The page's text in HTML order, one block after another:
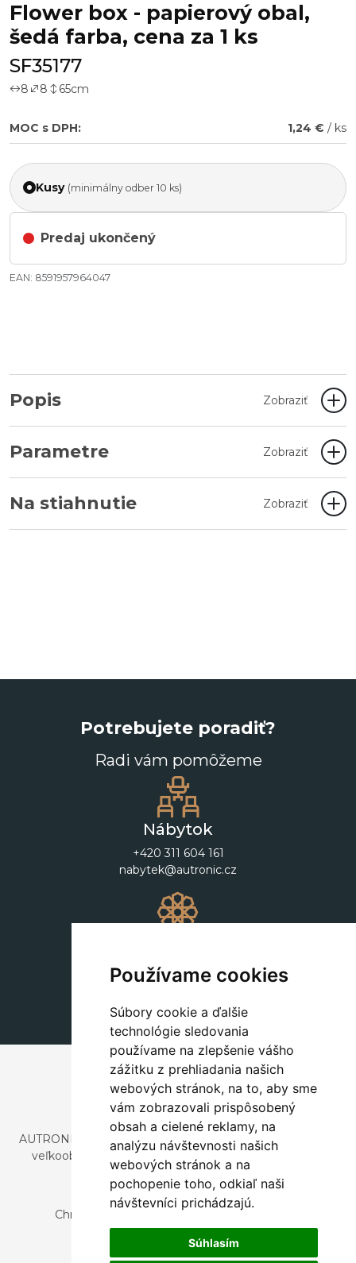
Používame cookies
Súbory cookie a ďalšie
technológie sledovania
používame na zlepšenie vášho
zážitku z prehliadania našich
webových stránok, na to, aby sme
vám zobrazovali prispôsobený
obsah a cielené reklamy, na
analýzu návštevnosti našich
webových stránok a na
pochopenie toho, odkiaľ naši
návštevníci prichádzajú.
Súhlasím
Flower box - papierový obal,
šedá farba, cena za 1 ks
SF35177
8 8 65cm
MOC s DPH: 1,24 € / ks
Kusy (minimálny odber 10 ks)
Predaj ukončený
EAN: 8591957964047
Popis Zobraziť
Parametre Zobraziť
Na stiahnutie Zobraziť
Potrebujete poradiť?
Radi vám pomôžeme
Nábytok
+420 311 604 161
nabytek@autronic.cz
+420 311 604 182
dekorace@autronic.cz
AUTRONIC, s.r.o. je spoločnosť zaoberajúca sa dovozom a
veľkoobchodným predajom dizajnového aj štýlového
nábytku a dekorácií.
Česká republika
Chrustenice 270, 267 12 Loděnice u Berouna
Slovensko
Nová 366, 032 02 Závažná Poruba